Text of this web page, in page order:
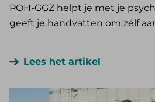
POH-GGZ helpt je met je
geeft je handvatten om zélf
Lees het artikel